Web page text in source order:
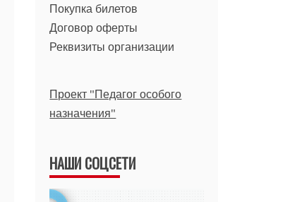
Покупка билетов
Договор оферты
Реквизиты организации
Проект "Педагог особого
назначения"
НАШИ СОЦСЕТИ